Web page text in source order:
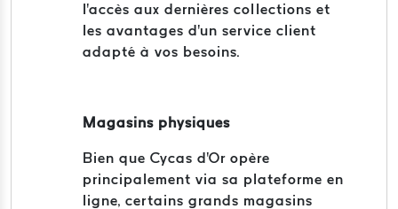
l'accès aux dernières collections et
les avantages d'un service client
adapté à vos besoins.
Magasins physiques
Bien que Cycas d'Or opère
principalement via sa plateforme en
ligne, certains grands magasins